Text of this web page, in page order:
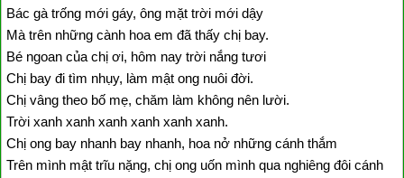
Bác gà trống mới gáy, ông mặt trời mới dậy
Mà trên những cành hoa em đã thấy chị bay.
Bé ngoan của chị ơi, hôm nay trời nắng tươi
Chị bay đi tìm nhụy, làm mật ong nuôi đời.
Chị vâng theo bố mẹ, chăm làm không nên lười.
Trời xanh xanh xanh xanh xanh xanh.
Chị ong bay nhanh bay nhanh, hoa nở những cánh thắm
Trên mình mật trĩu nặng, chị ong uốn mình qua nghiêng đôi cánh